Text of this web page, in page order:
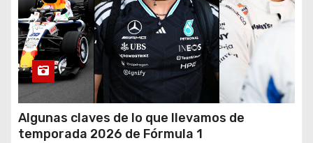
Algunas claves de lo que llevamos de
temporada 2026 de Fórmula 1